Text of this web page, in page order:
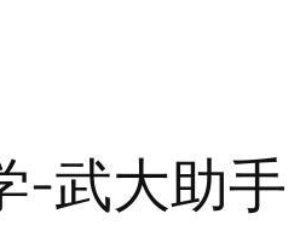
-武大助手